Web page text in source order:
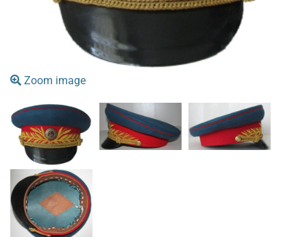
Zoom image